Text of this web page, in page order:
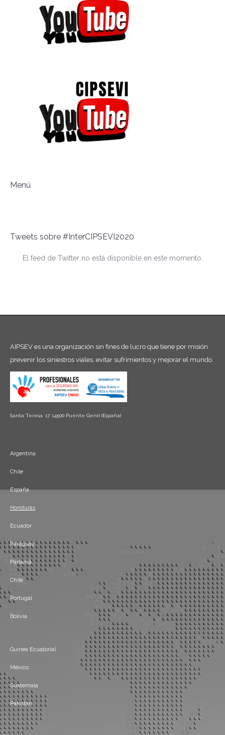
Menú
Tweets sobre #InterCIPSEVI2020
El feed de Twitter no está disponible en este momento.
AIPSEV es una organización sin fines de lucro que tiene por misión
prevenir los siniestros viales, evitar sufrimientos y mejorar el mundo.
Santa Teresa, 17, 14500 Puente Genil (España)
Argentina
Chile
España
Honduras
Ecuador
Paraguay
Panamá
Chile
Portugal
Bolivia
Guinea Ecuatorial
México
Guatemala
Pakistán